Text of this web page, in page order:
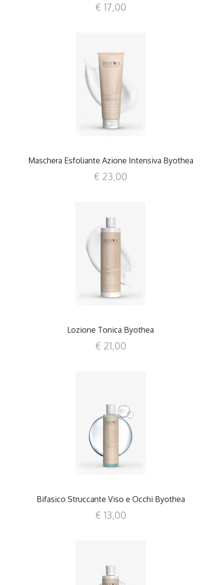
€ 17,00
DETTAGLI
Maschera Esfoliante Azione Intensiva Byothea
€ 23,00
Lozione Tonica Byothea
€ 21,00
DETTAGLI
Bifasico Struccante Viso e Occhi Byothea
€ 13,00